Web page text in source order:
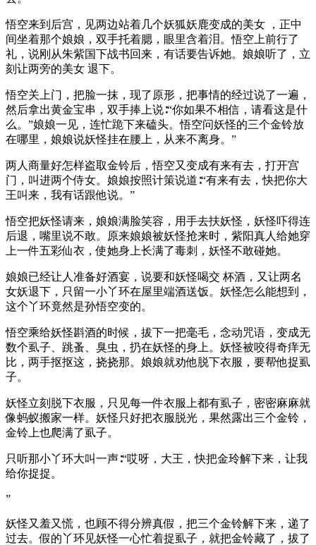
悟空来到后宫，见两边站着几个妖狐妖鹿变成的美女 ，正中
间坐着那个娘娘，双手托着腮，眼里含着泪。悟空上前行了
礼，说刚从朱紫国下战书回来，有话要告诉她。娘娘听了，立
刻让两旁的美女 退下。
悟空关上门，把脸一抹，现了原形，把事情的经过说了一遍，
然后拿出黄金宝串，双手捧上说∶“你如果不相信，请看这是什
么。”娘娘一见，连忙跪下来磕头。悟空问妖怪的三个金铃放
在哪里，娘娘说妖怪挂在腰上，从来不离身。”
两人商量好怎样盗取金铃后，悟空又变成有来有去，打开宫
门，叫进两个侍女。娘娘按照计策说道∶“有来有去，快把你大
王叫来，我有话跟他说。”
悟空把妖怪请来，娘娘满脸笑容，用手去扶妖怪，妖怪吓得连
后退，嘴里说不敢。原来娘娘被妖怪抢来时，紫阳真人给她穿
上一件五彩仙衣，使她身上长满了毒刺，妖怪不敢碰她。
娘娘已经让人准备好酒宴，说要和妖怪喝交 杯酒，又让两名
女妖退下，只留一小丫环在屋里端酒送饭。妖怪怎么能想到，
这个丫环竟然是孙悟空变的。
悟空乘给妖怪斟酒的时候，拔下一把毫毛，念动咒语，变成无
数个虱子、跳蚤、臭虫，扔在妖怪的身上。妖怪被咬得奇痒无
比，两手抠抠这，挠挠那。娘娘就劝他脱下衣服，要帮他捉虱
子。
妖怪立刻脱下衣服，只见每一件衣服上都有虱子，密密麻麻就
像蚂蚁搬家一样。妖怪只好把衣服脱光，果然露出三个金铃，
金铃上也爬满了虱子。
只听那小丫环大叫一声∶“哎呀，大王，快把金玲解下来，让我
给你捉捉。
”
妖怪又羞又慌，也顾不得分辨真假，把三个金铃解下来，递了
过去。假的丫环见妖怪一心忙着捉虱子，就把金铃藏了，拔了